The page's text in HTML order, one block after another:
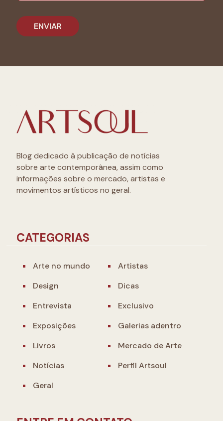
Blog dedicado à publicação de notícias
sobre arte contemporânea, assim como
informações sobre o mercado, artistas e
movimentos artísticos no geral.
CATEGORIAS
Arte no mundo
Artistas
Design
Dicas
Entrevista
Exclusivo
Exposições
Galerias adentro
Livros
Mercado de Arte
Notícias
Perfil Artsoul
Geral